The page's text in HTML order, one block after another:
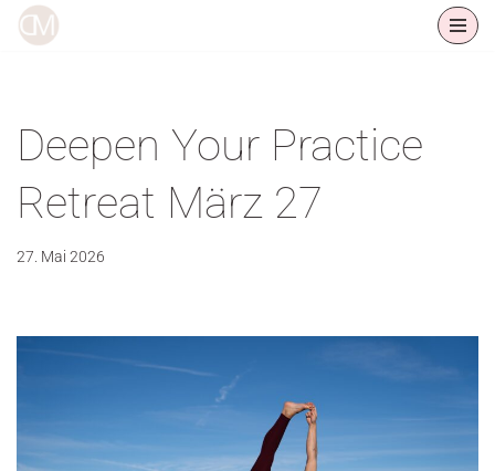
Deepen Your Practice
Retreat März 27
27. Mai 2026